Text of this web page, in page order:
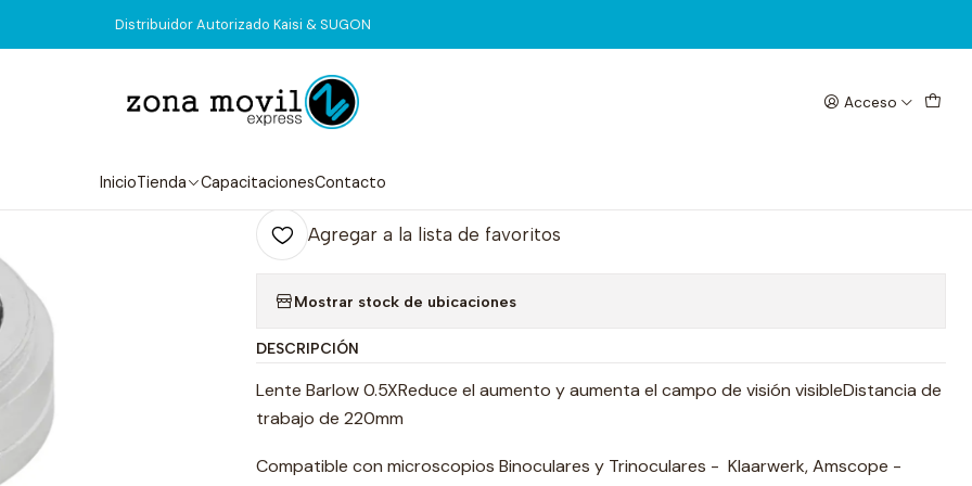
Acceso
InicioTienda CapacitacionesContacto
Distribuidor Autorizado Kaisi & SUGON
Herramientas Barlow 0.5x 220mm Aluminio Extra Fino
|
Barlow 0.5x 220mm Aluminio Extra Fino
Cantidad
Agregar a la lista de favoritos
Mostrar stock de ubicaciones
DESCRIPCIÓN
Lente Barlow 0.5XReduce el aumento y aumenta el campo de visión visibleDistancia de
trabajo de 220mm
Compatible con microscopios Binoculares y Trinoculares - Klaarwerk, Amscope -